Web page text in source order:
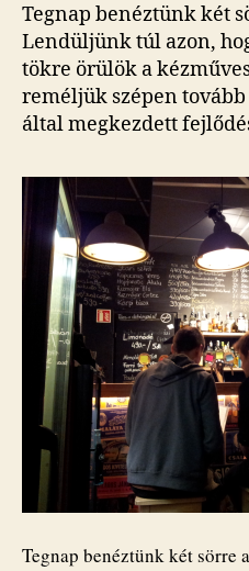
Tegnap benéztünk két
Lendüljünk túl azon,
tökre örülök a
reméljük szépen
által megkezdett
Tegnap benéztünk két